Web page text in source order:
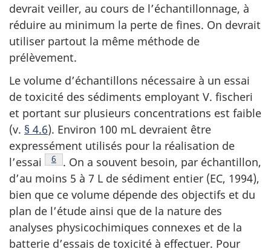
devrait veiller, au cours de l’échantillonnage, à
réduire au minimum la perte de fines. On devrait
utiliser partout la même méthode de
prélèvement.
Le volume d’échantillons nécessaire à un essai
de toxicité des sédiments employant V. fischeri
et portant sur plusieurs concentrations est faible
(v. § 4.6). Environ 100 mL devraient être
expressément utilisés pour la réalisation de
l’essai
Note de bas de page
6
. On a souvent besoin, par échantillon,
d’au moins 5 à 7 L de sédiment entier (EC, 1994),
bien que ce volume dépende des objectifs et du
plan de l’étude ainsi que de la nature des
analyses physicochimiques connexes et de la
batterie d’essais de toxicité à effectuer. Pour